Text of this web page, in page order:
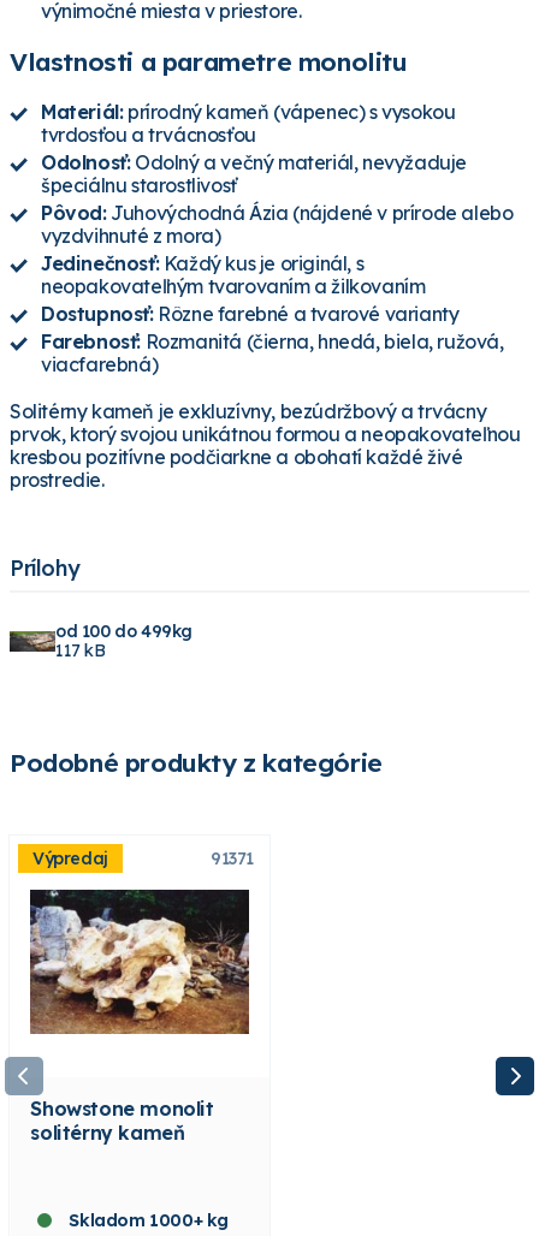
výnimočné miesta v priestore.
Vlastnosti a parametre monolitu
Materiál:prírodný kameň (vápenec) s vysokou
tvrdosťou a trvácnosťou
Odolnosť:Odolný a večný materiál, nevyžaduje
špeciálnu starostlivosť
Pôvod:Juhovýchodná Ázia (nájdené v prírode alebo
vyzdvihnuté z mora)
Jedinečnosť:Každý kus je originál, s
neopakovateľným tvarovaním a žilkovaním
Dostupnosť:Rôzne farebné a tvarové varianty
Farebnosť: Rozmanitá (čierna, hnedá, biela, ružová,
viacfarebná)
Solitérny kameň je exkluzívny, bezúdržbový a trvácny
prvok, ktorý svojou unikátnou formou a neopakovateľnou
kresbou pozitívne podčiarkne a obohatí každé živé
prostredie.
Prílohy
od 100 do 499kg
117 kB
Podobné produkty z kategórie
Výpredaj 91371
Showstone monolit
solitérny kameň
Skladom 1000+ kg